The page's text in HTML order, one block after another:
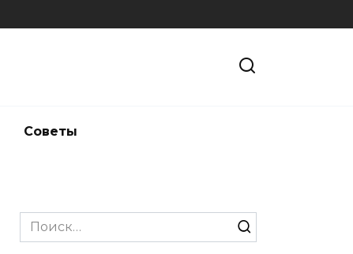
Советы
Search
for: